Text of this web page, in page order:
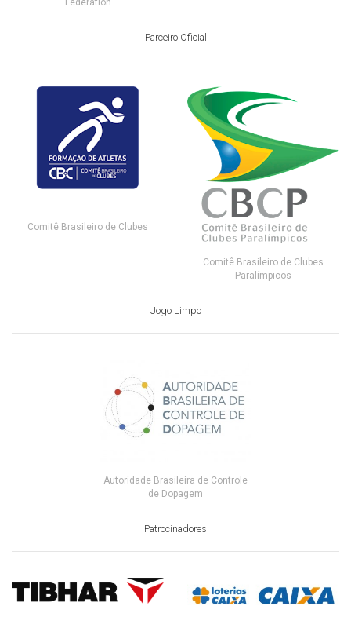
Federation
Parceiro Oficial
Comitê Brasileiro de Clubes
Comitê Brasileiro de Clubes
Paralímpicos
Jogo Limpo
Autoridade Brasileira de Controle
de Dopagem
Patrocinadores